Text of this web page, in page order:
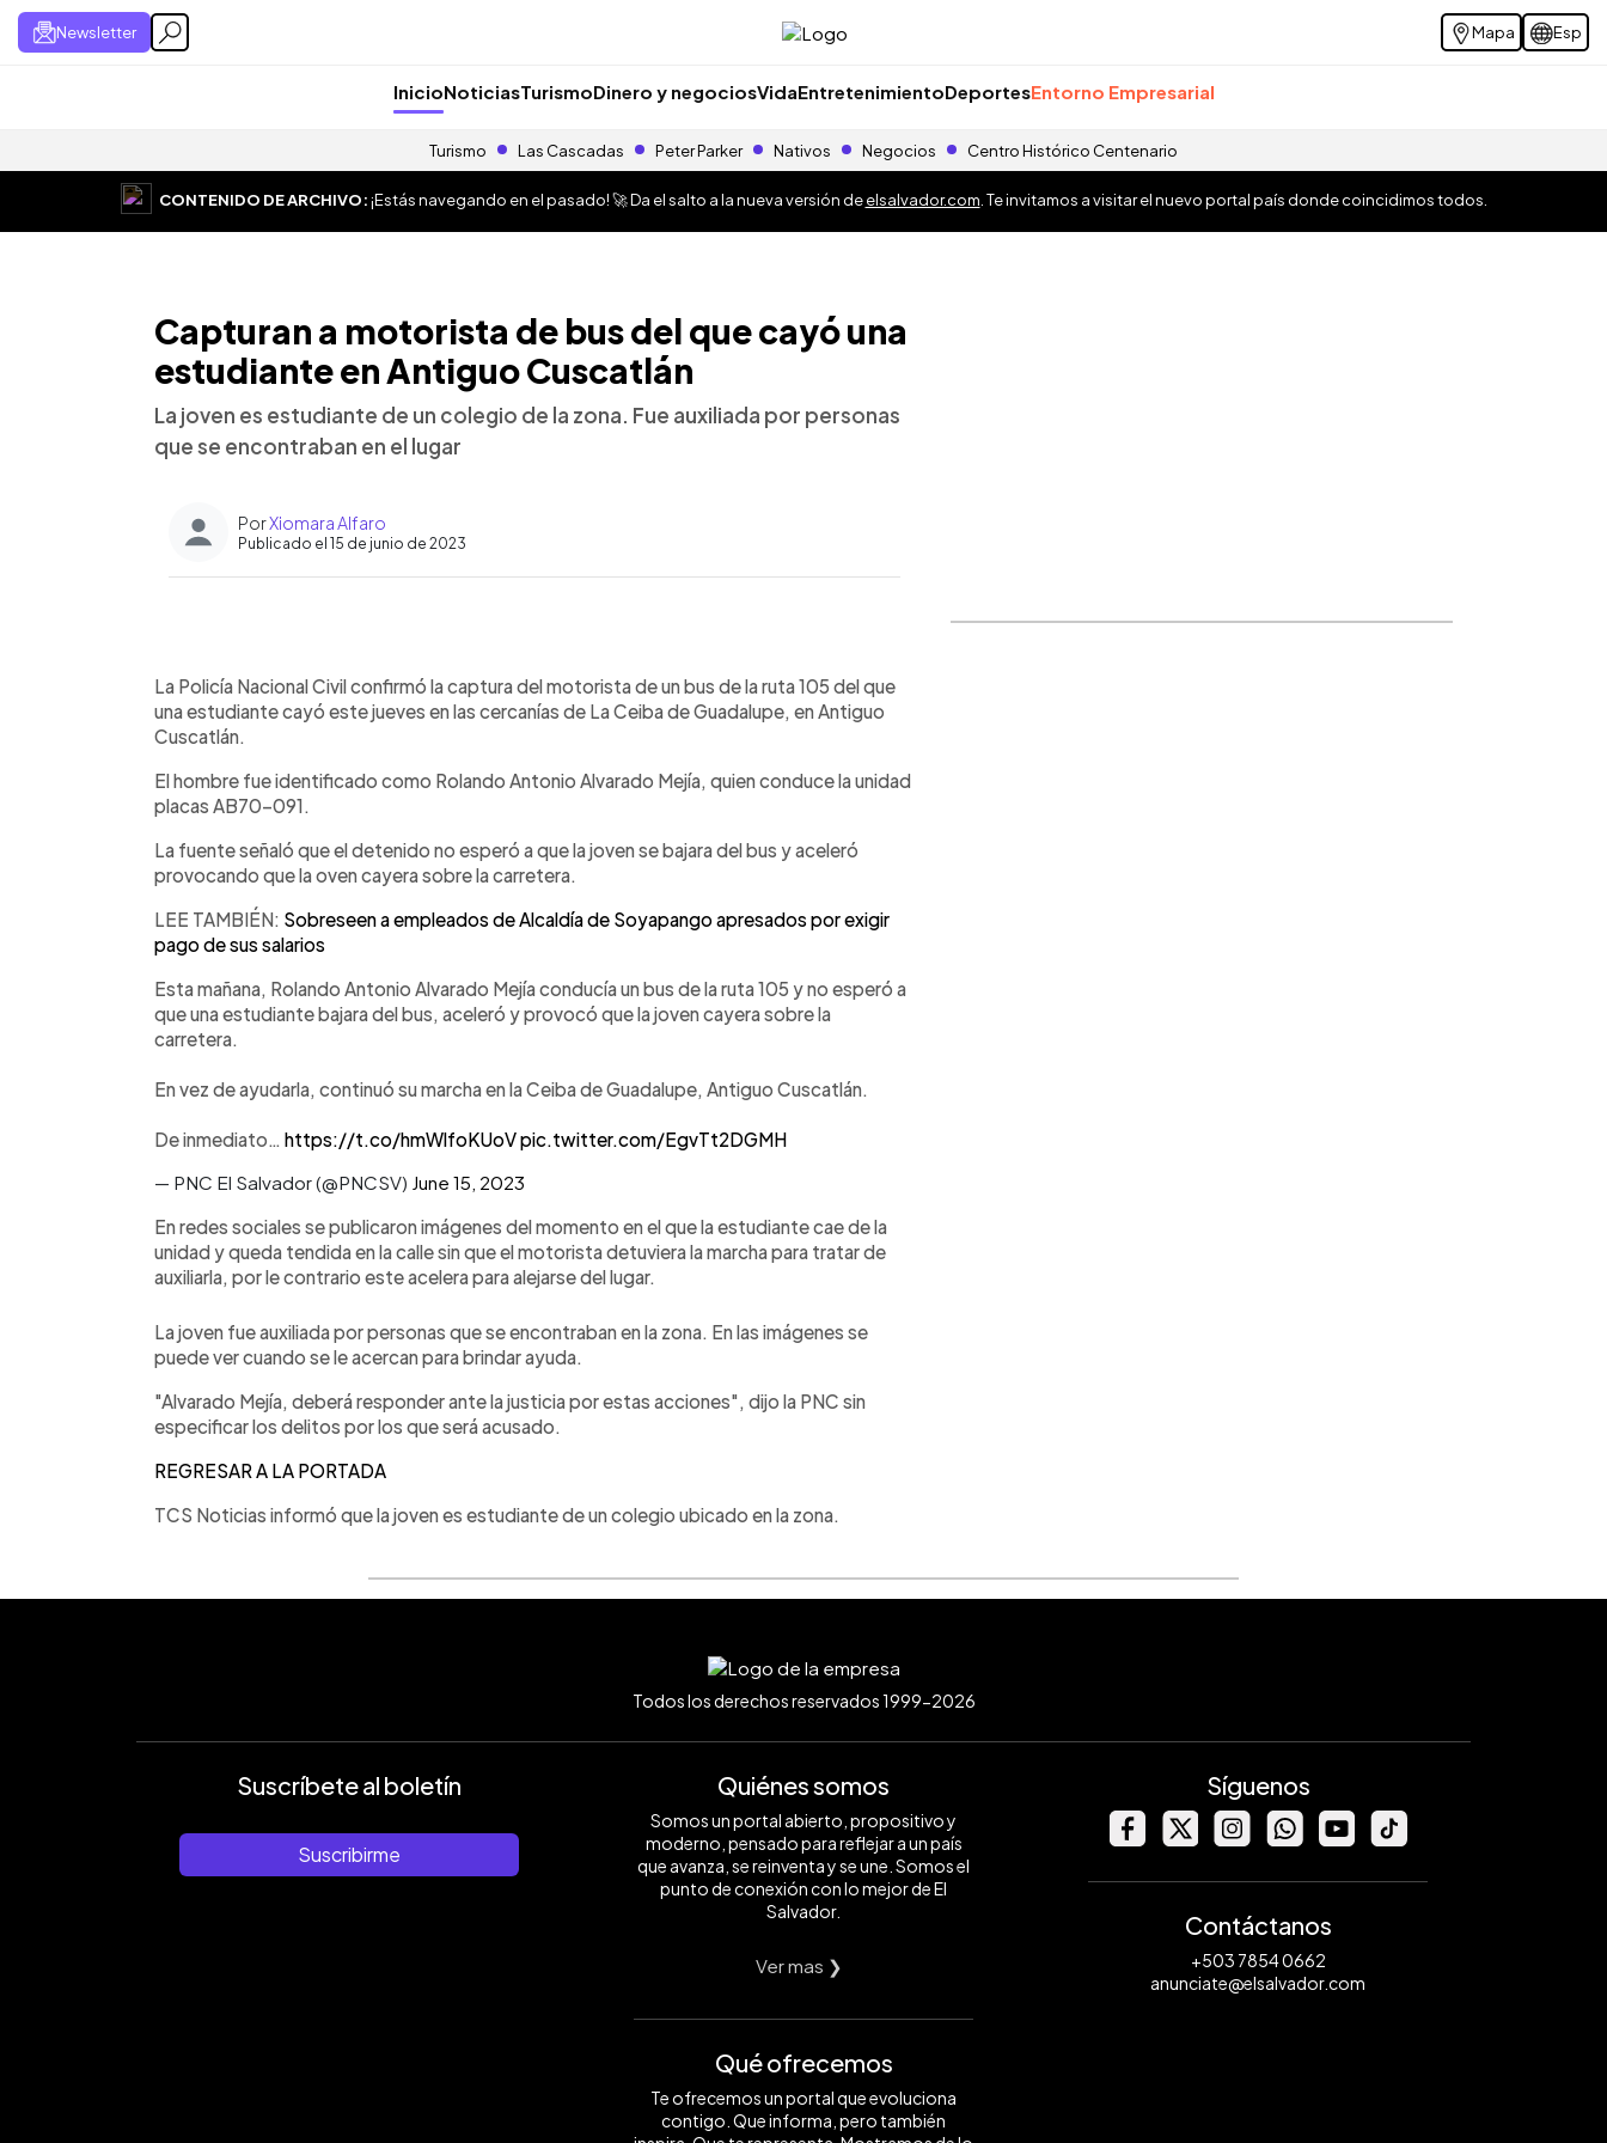
Newsletter Mapa Esp
InicioNoticiasTurismoDinero y negociosVidaEntretenimientoDeportesEntorno Empresarial
Turismo Las Cascadas Peter Parker Nativos Negocios Centro Histórico Centenario
CONTENIDO DE ARCHIVO:¡Estás navegando en el pasado! 🚀 Da el salto a la nueva versión deelsalvador.com . Te invitamos a visitar el nuevo portal país donde coincidimos todos.
Capturan a motorista de bus del que cayó una
estudiante en Antiguo Cuscatlán
La joven es estudiante de un colegio de la zona. Fue auxiliada por personas
que se encontraban en el lugar
PorXiomara Alfaro
Publicado el 15 de junio de 2023
► Escuchar artículo
La Policía Nacional Civil confirmó la captura del motorista de un bus de la ruta 105 del que
una estudiante cayó este jueves en las cercanías de La Ceiba de Guadalupe, en Antiguo
Cuscatlán.
El hombre fue identificado como Rolando Antonio Alvarado Mejía, quien conduce la unidad
placas AB70-091.
La fuente señaló que el detenido no esperó a que la joven se bajara del bus y aceleró
provocando que la oven cayera sobre la carretera.
LEE TAMBIÉN: Sobreseen a empleados de Alcaldía de Soyapango apresados por exigir
pago de sus salarios
Esta mañana, Rolando Antonio Alvarado Mejía conducía un bus de la ruta 105 y no esperó a
que una estudiante bajara del bus, aceleró y provocó que la joven cayera sobre la
carretera.
En vez de ayudarla, continuó su marcha en la Ceiba de Guadalupe, Antiguo Cuscatlán.
De inmediato… https://t.co/hmWlfoKUoVpic.twitter.com/EgvTt2DGMH
— PNC El Salvador (@PNCSV) June 15, 2023
En redes sociales se publicaron imágenes del momento en el que la estudiante cae de la
unidad y queda tendida en la calle sin que el motorista detuviera la marcha para tratar de
auxiliarla, por le contrario este acelera para alejarse del lugar.
La joven fue auxiliada por personas que se encontraban en la zona. En las imágenes se
puede ver cuando se le acercan para brindar ayuda.
"Alvarado Mejía, deberá responder ante la justicia por estas acciones", dijo la PNC sin
especificar los delitos por los que será acusado.
REGRESAR A LA PORTADA
TCS Noticias informó que la joven es estudiante de un colegio ubicado en la zona.
Todos los derechos reservados 1999-2026
Suscríbete al boletín
Suscribirme
Quiénes somos
Somos un portal abierto, propositivo y
moderno, pensado para reflejar a un país
que avanza, se reinventa y se une. Somos el
punto de conexión con lo mejor de El
Salvador.
Ver mas ❯
Qué ofrecemos
Te ofrecemos un portal que evoluciona
contigo. Que informa, pero también
Síguenos
Contáctanos
+503 7854 0662
anunciate@elsalvador.com